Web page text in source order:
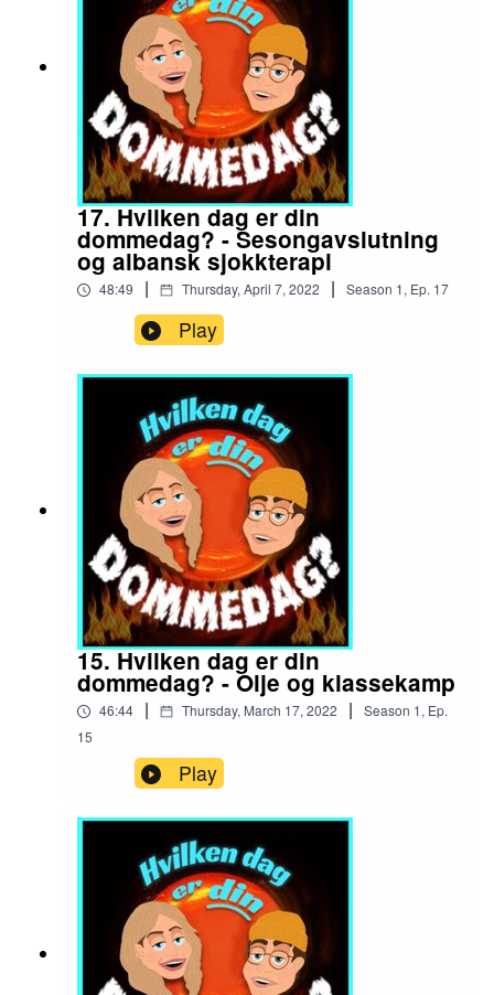
17. Hvilken dag er din
dommedag? - Sesongavslutning
og albansk sjokkterapi
48:49 | Thursday, April 7, 2022 | Season 1, Ep. 17
Play
15. Hvilken dag er din
dommedag? - Olje og klassekamp
46:44 | Thursday, March 17, 2022 | Season 1, Ep.
15
Play